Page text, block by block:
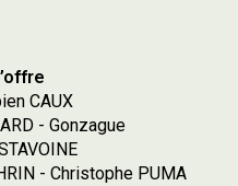
CAUX
- Gonzague
- Christophe PUMA